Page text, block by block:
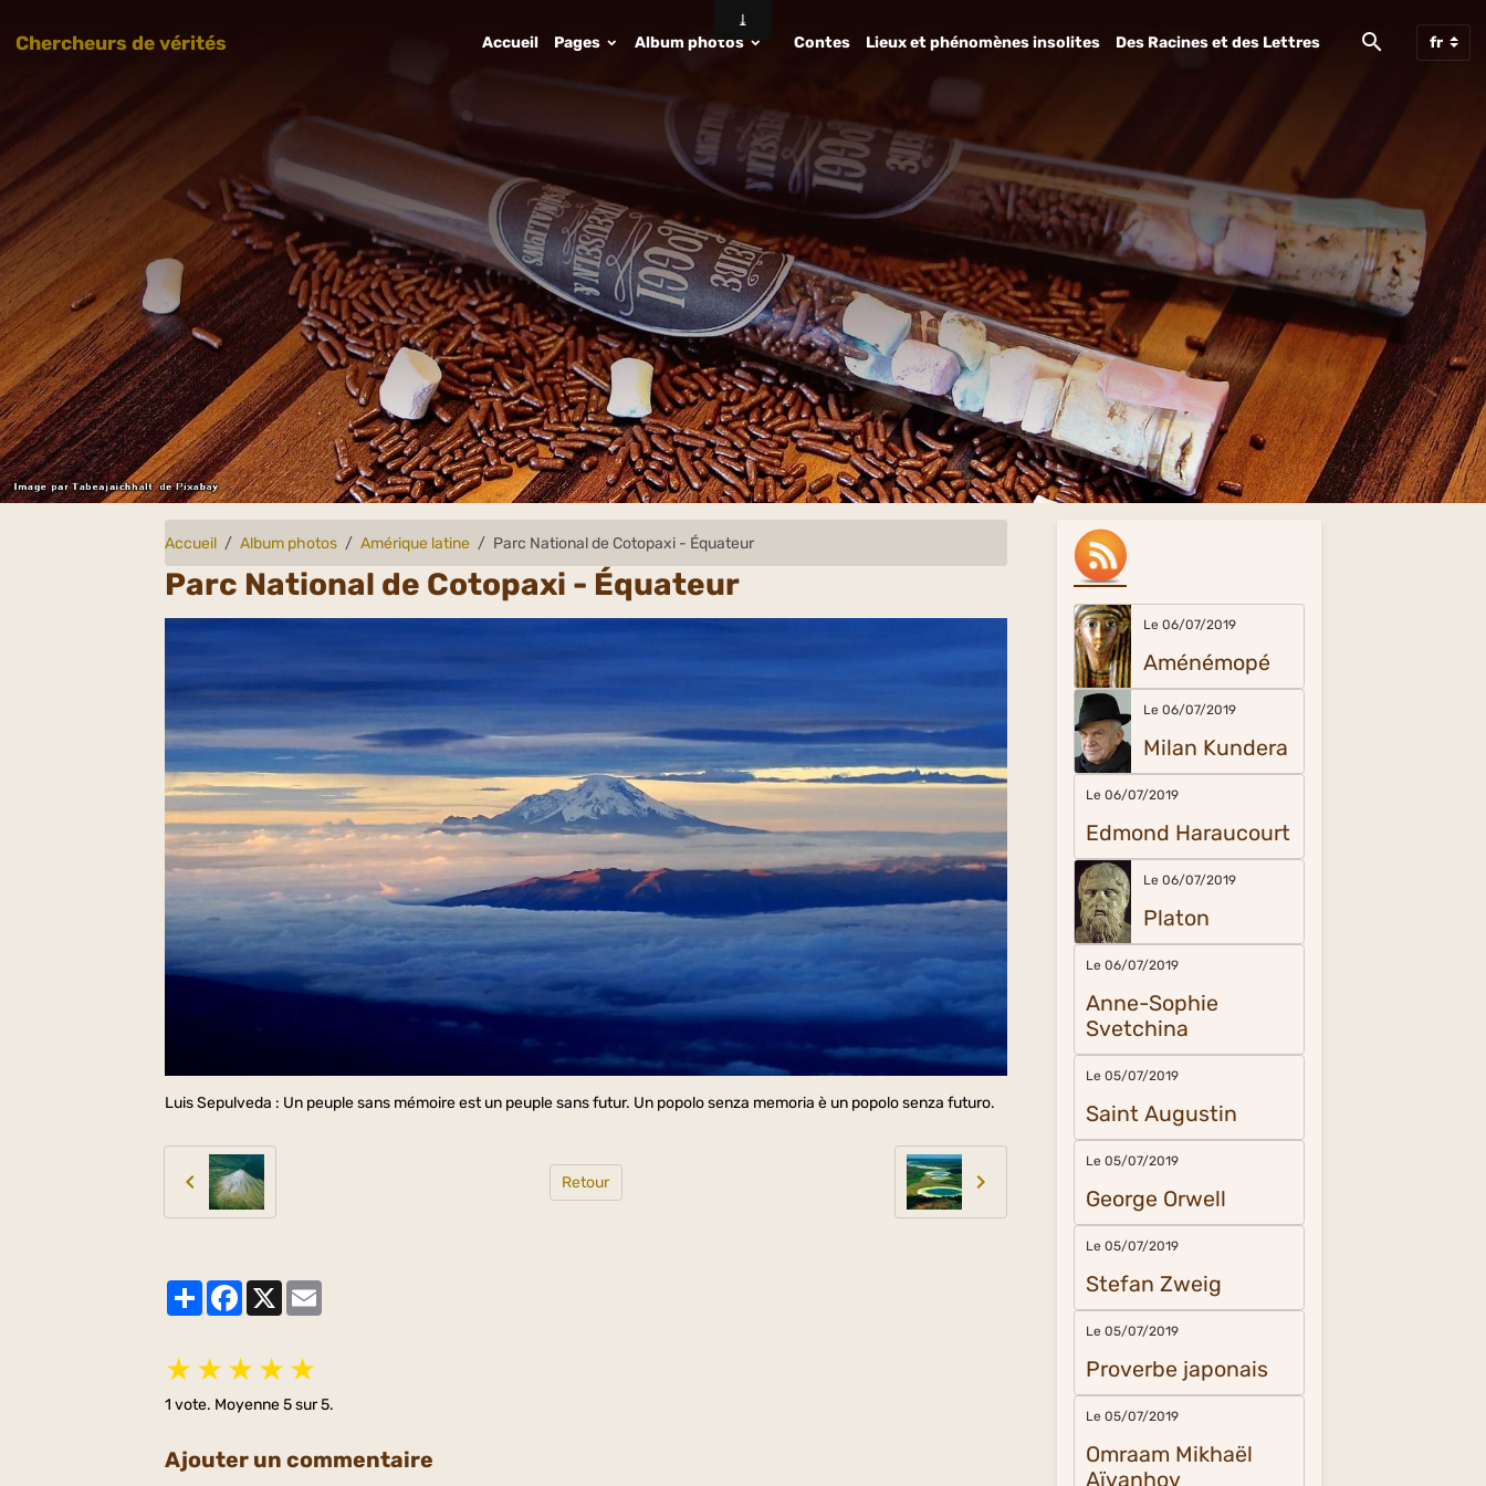
Chercheurs de vérités Accueil Pages Album photos Contes Lieux et phénomènes insolites Des Racines et des Lettres
Accueil Album photos Amérique latine Parc National de Cotopaxi - Équateur
Parc National de Cotopaxi - Équateur
Luis Sepulveda : Un peuple sans mémoire est un peuple sans futur. Un popolo senza memoria è un popolo senza futuro.
Retour
PartagerFacebook
X
★ ★ ★ ★ ★
1 vote. Moyenne5sur 5.
Ajouter un commentaire
Le 06/07/2019
Aménémopé
Le 06/07/2019
Milan Kundera
Le 06/07/2019
Edmond Haraucourt
Le 06/07/2019
Platon
Le 06/07/2019
Anne-Sophie
Svetchina
Le 05/07/2019
Saint Augustin
Le 05/07/2019
George Orwell
Le 05/07/2019
Stefan Zweig
Le 05/07/2019
Proverbe japonais
Le 05/07/2019
Omraam Mikhaël
Aïvanhov